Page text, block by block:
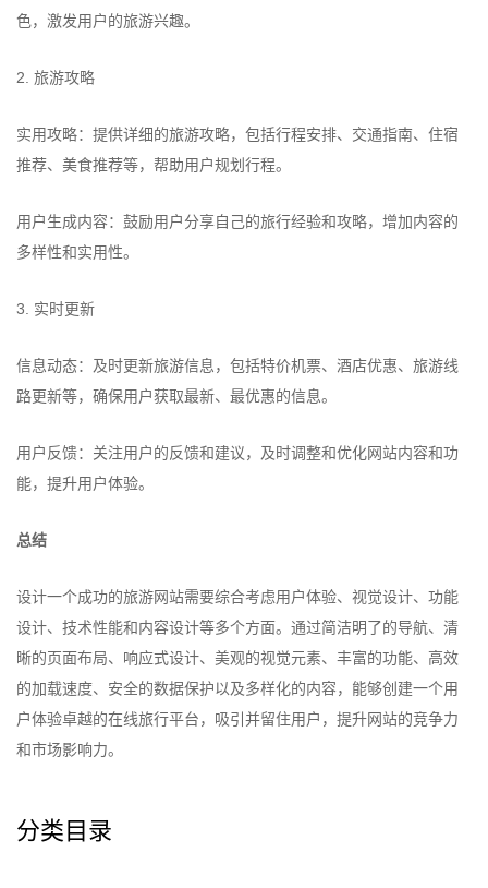
色，激发用户的旅游兴趣。
2. 旅游攻略
实用攻略：提供详细的旅游攻略，包括行程安排、交通指南、住宿
推荐、美食推荐等，帮助用户规划行程。
用户生成内容：鼓励用户分享自己的旅行经验和攻略，增加内容的
多样性和实用性。
3. 实时更新
信息动态：及时更新旅游信息，包括特价机票、酒店优惠、旅游线
路更新等，确保用户获取最新、最优惠的信息。
用户反馈：关注用户的反馈和建议，及时调整和优化网站内容和功
能，提升用户体验。
总结
设计一个成功的旅游网站需要综合考虑用户体验、视觉设计、功能
设计、技术性能和内容设计等多个方面。通过简洁明了的导航、清
晰的页面布局、响应式设计、美观的视觉元素、丰富的功能、高效
的加载速度、安全的数据保护以及多样化的内容，能够创建一个用
户体验卓越的在线旅行平台，吸引并留住用户，提升网站的竞争力
和市场影响力。
分类目录